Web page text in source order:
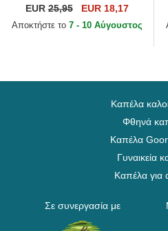
Mini από New York Yankees
MLB από New Era
EUR25,95 EUR 18,17
Αποκτήστε το 7 - 10 Αύγουστος
Καπέλα
Φθηνά
Καπέλα
Γυναικεία
Καπέλα για
Σε συνεργασία με